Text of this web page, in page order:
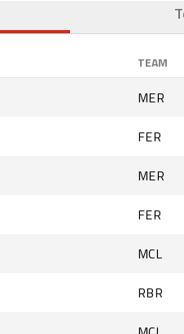
TEAM
MER
FER
MER
FER
MCL
RBR